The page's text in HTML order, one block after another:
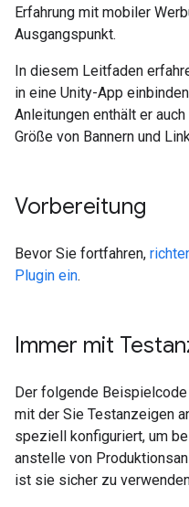
Erfahrung mit mobiler
Ausgangspunkt.
In diesem Leitfaden
in eine Unity-App
Anleitungen enthält er
Größe von Bannern und
Vorbereitung
Bevor Sie fortfahren,
Plugin ein.
Immer mit
Der folgende
mit der Sie Testanzeigen
speziell konfiguriert, um
anstelle von
ist sie sicher zu